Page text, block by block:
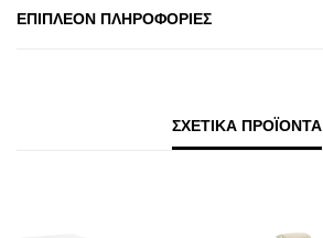
ΕΠΙΠΛΈΟΝ ΠΛΗΡΟΦΟΡΊΕΣ
ΣΧΕΤΙΚΆ ΠΡΟΪΌΝΤΑ